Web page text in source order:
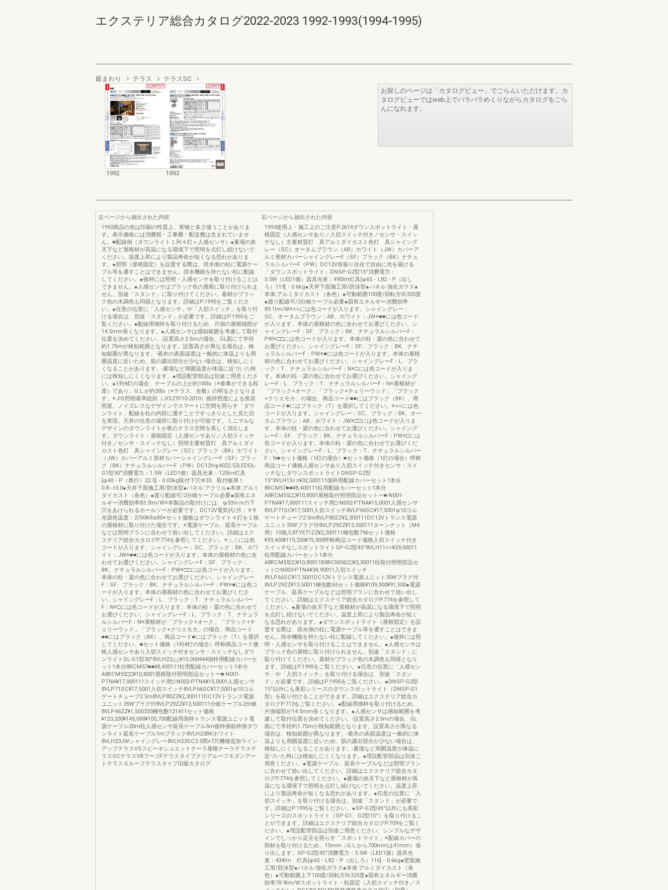
エクステリア総合カタログ2022-2023 1992-1993(1994-1995)
庭まわり テラス テラスSC
1992 1993
お探しのページは「カタログビュー」でごらんいただけます。カ
タログビューではweb上でパラパラめくりながらカタログをごら
んになれます。
左ページから抽出された内容
1992商品の色は印刷の性質上、実物と多少違うことがありま
す。表示価格には消費税・工事費・配送費は含まれていませ
ん。■配線例（ダウンライト１列４灯＋人感センサ）●夏場の炎
天下など屋根材が高温になる環境下で照明を点灯し続けないで
ください。温度上昇により製品寿命が短くなる恐れがありま
す。●照明（屋根固定）を設置する際は、排水側の柱に電源ケー
ブル等を通すことはできません。排水機能を持たない柱に配線
してください。●後枠には照明・人感センサを取り付けることは
できません。●人感センサはブラック色の屋根に取り付けられま
せん。別途「スタンド」に取り付けてください。基材がブラッ
ク色の木調色も同様となります。詳細はP.1995をご覧くださ
い。●任意の位置に「人感センサ」や「入切スイッチ」を取り付
ける場合は、別途「スタンド」が必要です。詳細はP.1995をご
覧ください。●配線用側枠を取り付けるため、片側の屋根端部が
14.5mm長くなります。●人感センサは感知範囲を考慮して取付
位置を決めてください。-設置高さ2.5mの場合、GL面にて半径
約1.75mが検知範囲となります。設置高さが異なる場合は、検
知範囲が異なります。-着衣の表面温度は一般的に体温よりも周
囲温度に近いため、肌の露出部分が少ない場合は、検知しにく
くなることがあります。-夏場など周囲温度が体温に近づいた時
には検知しにくくなります。●埋設配管部品は別途ご用意くださ
い。●1列4灯の場合、テーブルの上が約100lx（※食事ができる程
度）であり、G.L.が約30lx（※テラス、全般）の明るさとなりま
す。※JIS照明基準総則（JISZ9110-2010）維持照度による推奨
照度。ノイズレスなデザインでスマートに空間を照らす「ダウ
ンライト」配線を柱の内部に通すことですっきりとした見た目
を実現。天井の任意の場所に取り付けが可能です。ミニマルな
デザインのダウンライトが夜のテラス空間を美しく演出しま
す。ダウンライト・屋根固定（人感センサあり／入切スイッチ
付き／センサ・スイッチなし）照明主要材質灯 具アルミダイ
カスト色灯 具シャイングレー（SC）ブラック（BK）ホワイト
（JW）カバーアルミ形材カバーシャイングレーF（SF）ブラッ
ク（BK）ナチュラルシルバーF（PW）DC12Vφ4022.52LEDDL-
G1型30°消費電力：1.5W（LED1個）器具光束：125lm灯具
[φ40・P（奥行）22.5]・0.03kg取付下穴Φ33、取付板厚ｔ
0.8∼t3.0●天井下面施工用/防沫型●パネル:アクリル●本体:アルミ
ダイカスト（各色）●渡り配線可/2分岐ケーブル必要●固有エネ
ルギー消費効率83.3lm/W※本製品の取付けには、φ33ｍｍの下
穴をあけられるホールソーが必要です。DC12V電気代/月：￥9
光源色温度：2700KRa85※セット価格はダウンライト４灯を１枚
の屋根材に取り付けた場合です。※電源ケーブル、延長ケーブル
などは照明プランに合わせて拾い出してください。詳細はエク
ステリア総合カタログP.774を参照してください。※△△には色
コードが入ります。シャイングレー：SC、ブラック：BK、ホワ
イト：JW※■■には色コードが入ります。本体の屋根材の色に合
わせてお選びください。シャイングレーF：SF、ブラック：
BK、ナチュラルシルバーF：PW※□□には色コードが入ります。
本体の柱・梁の色に合わせてお選びください。シャイングレー
F：SF、ブラック：BK、ナチュラルシルバーF：PW※■には色コ
ードが入ります。本体の屋根材の色に合わせてお選びくださ
い。シャイングレーF：L、ブラック：T、ナチュラルシルバー
F：N※□には色コードが入ります。本体の柱・梁の色に合わせて
お選びください。シャイングレーF：L、ブラック：T、ナチュラ
ルシルバーF：N※屋根材が「ブラック+オーク」「ブラック+チ
ェリーウッド」「ブラック+クリエモカ」の場合、商品コード
■■にはブラック（BK）、商品コード■にはブラック（T）を選択
してください。■セット価格（1列4灯の場合）呼称商品コード価
格人感センサあり入切スイッチ付きセンサ・スイッチなしダウ
ンライトDL-G1型30°8VLH23△△¥15,000444側枠用配線カバーセ
ット1本分8RCM57■■¥8,400111柱用配線カバーセット1本分
A8RCM55□□¥10,8001屋根取付照明部品セットー■-N001-
PTNA¥17,000111スイッチ用□-N002-PTNA¥15,0001人感センサ
8VLP71SC¥17,5001入切スイッチ8VLP66SC¥17,5001φ10コル
ゲートチューブ2.5m8VLP80ZZ¥2,300111DC12Vトランス電源
ユニット35Wプラグ付8VLP29ZZ¥13,500111分岐ケーブル2分岐
8VLP46ZZ¥1,500333梱包数121411セット価格
¥123,200¥149,000¥105,700配線用側枠トランス電源ユニット電
源ケーブル20m柱人感センサ延長ケーブル5m後枠側前枠側ダウ
ンライト延長ケーブル1mブラック8VLH23BKホワイト
8VLH23JWシャイングレー8VLH23SC2.5間×7尺機種追加ライン
アップテラスVSスピーネシュエットナーラ屋根ナーラテラステ
ラスSCテラスVBフーゴFテラスタイプクリアルーフモダンアー
トテラスＧルーフテラスタイプ旧版カタログ
右ページから抽出された内容
1993使用上・施工上のご注意P.2614ダウンスポットライト・屋
根固定（人感センサあり／入切スイッチ付き／センサ・スイッ
チなし）主要材質灯 具アルミダイカスト色灯 具シャイング
レー（SC）オータムブラウン（AB）ホワイト（JW）カバーア
ルミ形材カバーシャイングレーF（SF）ブラック（BK）ナチュ
ラルシルバーF（PW）DC12V首振り自在で自由に光を届ける
「ダウンスポットライト」DNSP-G2型15°消費電力：
5.5W（LED1個）器具光束：490lm灯具[φ65・L82・P（出し
ろ）119]・0.6kg●天井下面施工用/防沫型●パネル:強化ガラス●
本体:アルミダイカスト（各色）●可動範囲100度/回転方向325度
●渡り配線可/2分岐ケーブル必要●固有エネルギー消費効率
89.1lm/W※○○には色コードが入ります。シャイングレー：
SC、オータムブラウン：AB、ホワイト：JW※■■には色コード
が入ります。本体の屋根材の色に合わせてお選びください。シ
ャイングレーF：SF、ブラック：BK、ナチュラルシルバーF：
PW※□□には色コードが入ります。本体の柱・梁の色に合わせて
お選びください。シャイングレーF：SF、ブラック：BK、ナチ
ュラルシルバーF：PW※■には色コードが入ります。本体の屋根
材の色に合わせてお選びください。シャイングレーF：L、ブラ
ック：T、ナチュラルシルバーF：N※□には色コードが入りま
す。本体の柱・梁の色に合わせてお選びください。シャイング
レーF：L、ブラック：T、ナチュラルシルバーF：N※屋根材が
「ブラック+オーク」「ブラック+チェリーウッド」「ブラック
+クリエモカ」の場合、商品コード■■にはブラック（BK）、商
品コード■にはブラック（T）を選択してください。※○○には色
コードが入ります。シャイングレー：SC、ブラック：BK、オー
タムブラウン：AB、ホワイト：JW※□□には色コードが入りま
す。本体の柱・梁の色に合わせてお選びください。シャイング
レーF：SF、ブラック：BK、ナチュラルシルバーF：PW※□には
色コードが入ります。本体の柱・梁の色に合わせてお選びくだ
さい。シャイングレーF：L、ブラック：T、ナチュラルシルバー
F：N■セット価格（1灯の場合）■セット価格（1灯の場合）呼称
商品コード価格人感センサあり入切スイッチ付きセンサ・スイ
ッチなしダウンスポットライトDNSP-G2型
15°8VLH15○○¥32,500111側枠用配線カバーセット1本分
8RCM57■■¥8,400111柱用配線カバーセット1本分
A8RCM55□□¥10,8001屋根取付照明部品セットー■-N001-
PTNA¥17,000111スイッチ用□-N002-PTNA¥15,0001人感センサ
8VLP71SC¥17,5001入切スイッチ8VLP66SC¥17,5001φ10コル
ゲートチューブ2.5m8VLP80ZZ¥2,300111DC12Vトランス電源
ユニット35Wプラグ付8VLP29ZZ¥13,500111ターンナット（M4
用）10個入8TYE71ZZ¥2,200111梱包数796セット価格
¥93,400¥119,200¥75,900呼称商品コード価格入切スイッチ付き
スイッチなしスポットライトSP-G2型45°8VLH11○○¥29,00011
柱用配線カバーセット1本分
A8RCM55□□¥10,80011B8RCM56□□¥3,30011柱取付照明部品セ
ット□-N003-PTNA¥34,90011入切スイッチ
8VLP66SC¥17,5001DC12Vトランス電源ユニット35Wプラグ付
8VLP29ZZ¥13,50011梱包数65セット価格¥109,000¥91,500●電源
ケーブル、延長ケーブルなどは照明プランに合わせて拾い出し
てください。詳細はエクステリア総合カタログP.774を参照して
ください。●夏場の炎天下など屋根材が高温になる環境下で照明
を点灯し続けないでください。温度上昇により製品寿命が短く
なる恐れがあります。●ダウンスポットライト（屋根固定）を設
置する際は、排水側の柱に電源ケーブル等を通すことはできま
せん。排水機能を持たない柱に配線してください。●後枠には照
明・人感センサを取り付けることはできません。●人感センサは
ブラック色の屋根に取り付けられません。別途「スタンド」に
取り付けてください。基材がブラック色の木調色も同様となり
ます。詳細はP.1995をご覧ください。●任意の位置に「人感セン
サ」や「入切スイッチ」を取り付ける場合は、別途「スタン
ド」が必要です。詳細はP.1995をご覧ください。●DNSP-G2型
15°以外にも美彩シリーズのダウンスポットライト（DNSP-G1
型）を取り付けることができます。詳細はエクステリア総合カ
タログP.713をご覧ください。●配線用側枠を取り付けるため、
片側端部が14.5mm長くなります。●人感センサは感知範囲を考
慮して取付位置を決めてください。-設置高さ2.5mの場合、GL
面にて半径約1.75mが検知範囲となります。設置高さが異なる
場合は、検知範囲が異なります。-着衣の表面温度は一般的に体
温よりも周囲温度に近いため、肌の露出部分が少ない場合は、
検知しにくくなることがあります。-夏場など周囲温度が体温に
近づいた時には検知しにくくなります。●埋設配管部品は別途ご
用意ください。●電源ケーブル、延長ケーブルなどは照明プラン
に合わせて拾い出してください。詳細はエクステリア総合カタ
ログP.774を参照してください。●夏場の炎天下など屋根材が高
温になる環境下で照明を点灯し続けないでください。温度上昇
により製品寿命が短くなる恐れがあります。●任意の位置に「入
切スイッチ」を取り付ける場合は、別途「スタンド」が必要で
す。詳細はP.1995をご覧ください。●SP-G2型45°以外にも美彩
シリーズのスポットライト（SP-G1、G2型15°）を取り付けるこ
とができます。詳細はエクステリア総合カタログP.709をご覧く
ださい。●埋設配管部品は別途ご用意ください。シンプルなデザ
インでしっかり足元を照らす「スポットライト」※配線カバーの
部材を取り付けるため、15mm（G.L.から700mmは41mm）張
り出します。SP-G2型45°消費電力：5.5W（LED1個）器具光
束：434lm 灯具[φ65・L82・P（出しろ）116]・0.6kg●壁面施
工用/防沫型●パネル:強化ガラス●本体:アルミダイカスト（各
色）●可動範囲上下100度/回転方向325度●固有エネルギー消費
効率78.9lm/Wスポットライト・柱固定（入切スイッチ付き／ス